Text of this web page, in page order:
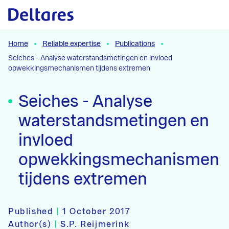
Naar hoofdcontent
Home Reliable expertise
Publications
Seiches - Analyse waterstandsmetingen en invloed
opwekkingsmechanismen tijdens extremen
Seiches - Analyse
waterstandsmetingen en
invloed
opwekkingsmechanismen
tijdens extremen
Published |1 October 2017
Author(s)
|S.P. Reijmerink